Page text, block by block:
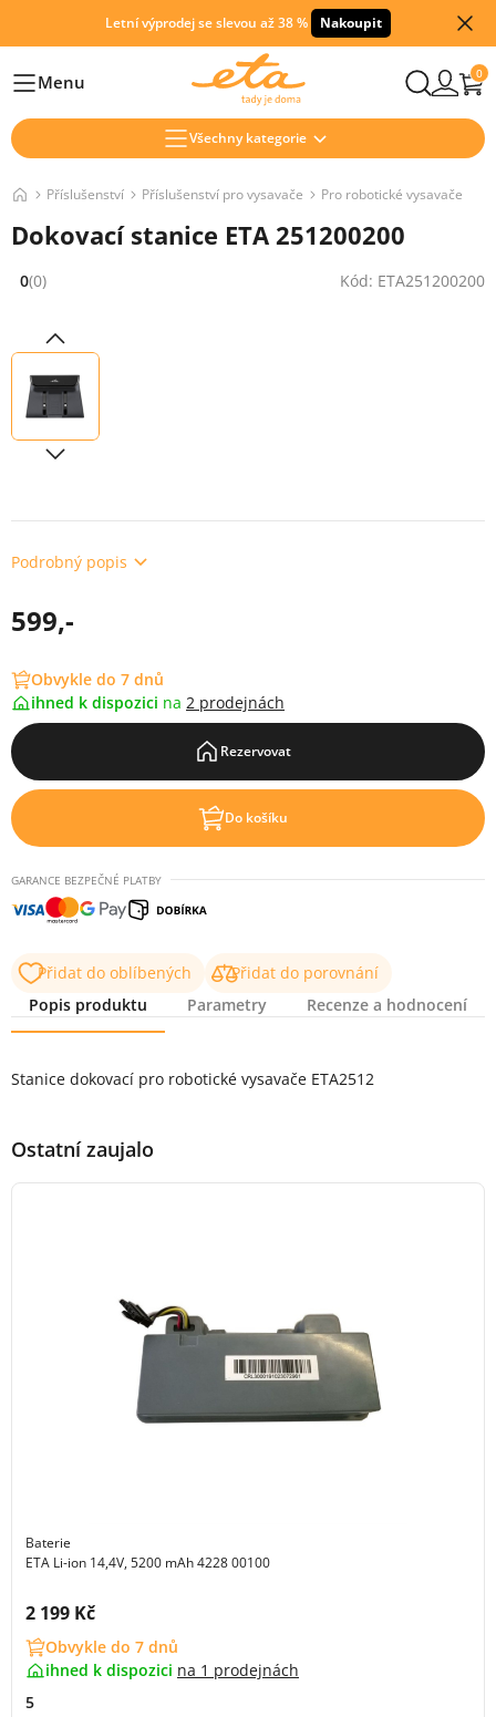
Letní výprodej se slevou až 38 % Nakoupit
HlavníMenu 0
Všechny kategorie
Příslušenství Příslušenství pro vysavače Pro robotické vysavače
Dokovací stanice ETA 251200200
Hodnocení: 0 z 5 (0 recenzí)
0(0) Kód: ETA251200200
Podrobný popis
599,-
Obvykle do 7 dnů
ihned k dispozici na 2 prodejnách
Rezervovat
Do košíku
GARANCE BEZPEČNÉ PLATBY
Přidat do oblíbených
Přidat do porovnání
Popis produktu
Parametry Recenze a hodnocení
Stanice dokovací pro robotické vysavače ETA2512
Ostatní zaujalo
Baterie
ETA Li-ion 14,4V, 5200 mAh 4228 00100
Cena s DPH:
2 199 Kč
Obvykle do 7 dnů
ihned k dispozici na 1 prodejnách
5